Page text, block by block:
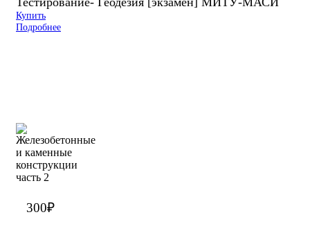
Купить
Подробнее
300₽